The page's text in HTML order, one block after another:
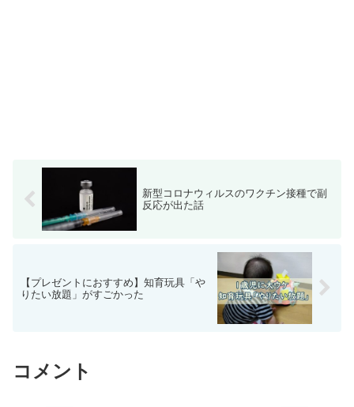
新型コロナウィルスのワクチン接種で副
反応が出た話
【プレゼントにおすすめ】知育玩具「や
りたい放題」がすごかった
コメント